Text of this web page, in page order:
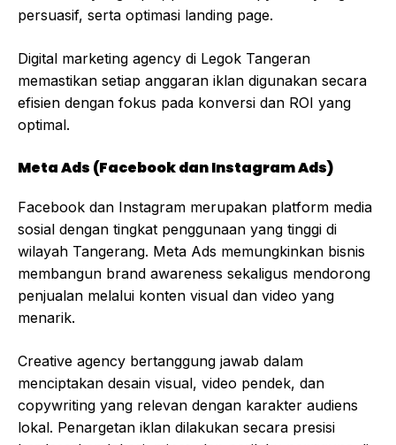
persuasif, serta optimasi landing page.
Digital marketing agency di Legok Tangeran
memastikan setiap anggaran iklan digunakan secara
efisien dengan fokus pada konversi dan ROI yang
optimal.
Meta Ads (Facebook dan Instagram Ads)
Facebook dan Instagram merupakan platform media
sosial dengan tingkat penggunaan yang tinggi di
wilayah Tangerang. Meta Ads memungkinkan bisnis
membangun brand awareness sekaligus mendorong
penjualan melalui konten visual dan video yang
menarik.
Creative agency bertanggung jawab dalam
menciptakan desain visual, video pendek, dan
copywriting yang relevan dengan karakter audiens
lokal. Penargetan iklan dilakukan secara presisi